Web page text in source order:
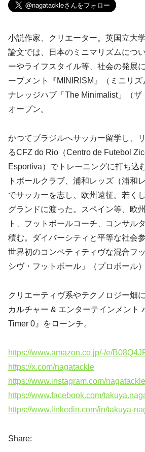
小説作家、クリエーター。英国立大
論文では、日本のミニマリズムにつ
ーやライフスタイル等、社会の発展
ーブメント『MINIRISM』（ミニリ
ナレッジハブ「The Minimalist」（ザ
オープン。
かつてブラジルへサッカー留学し、
るCFZ do Rio（Centro de Futebol
Esportiva）でトレーニングに打ち込
トボールクラブ、浦和レッズ（浦和
でサッカーを志し、欧州遠征。若く
グランドに渡った。スペイン等、欧
ト、フットボールコーチ、コンサル
積む。ダイバーシティと平等な社会
世界初のコンペティティヴな混合フ
シヴ・フットボール」（プロボール
クリエーティヴ系やテクノロジー畑
カルチャー & エンターテインメント
Timer 0』をローンチ。
https://www.amazon.co.jp/-/e/
https://x.com/nagatackle
https://www.instagram.com/nagatackle
https://www.facebook.com/
https://www.linkedin.com/in/takuya-
Share: